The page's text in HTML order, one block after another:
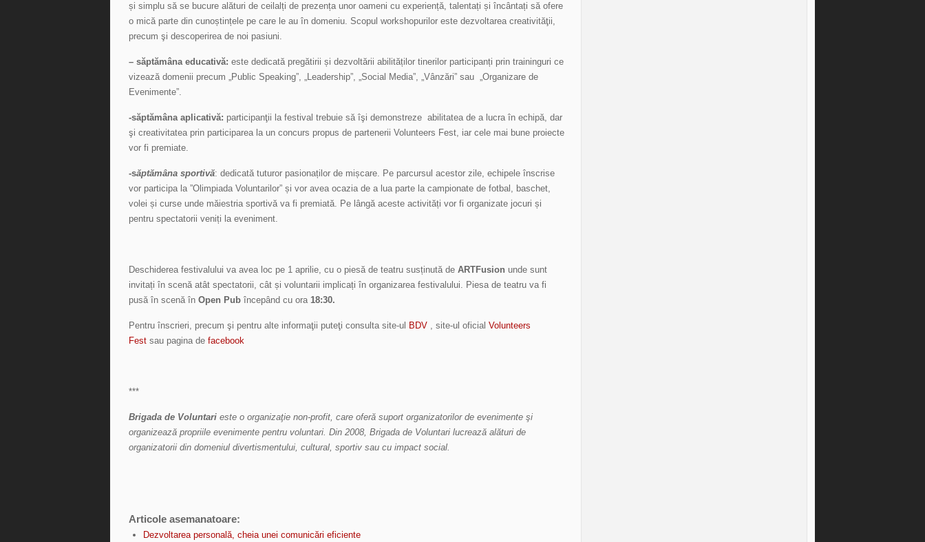
și simplu să se bucure alături de ceilalți de prezența unor oameni cu experiență, talentați și încântați să ofere
o mică parte din cunoștințele pe care le au în domeniu. Scopul workshopurilor este dezvoltarea creativităţii,
precum şi descoperirea de noi pasiuni.
– săptămâna educativă: este dedicată pregătirii și dezvoltării abilităților tinerilor participanți prin traininguri ce
vizează domenii precum „Public Speaking”, „Leadership”, „Social Media”, „Vânzări” sau „Organizare de
Evenimente”.
-săptămâna aplicativă: participanţii la festival trebuie să îşi demonstreze abilitatea de a lucra în echipă, dar
şi creativitatea prin participarea la un concurs propus de partenerii Volunteers Fest, iar cele mai bune proiecte
vor fi premiate.
-săptămâna sportivă: dedicată tuturor pasionaților de mișcare. Pe parcursul acestor zile, echipele înscrise
vor participa la ”Olimpiada Voluntarilor” și vor avea ocazia de a lua parte la campionate de fotbal, baschet,
volei și curse unde măiestria sportivă va fi premiată. Pe lângă aceste activități vor fi organizate jocuri și
pentru spectatorii veniți la eveniment.
Deschiderea festivalului va avea loc pe 1 aprilie, cu o piesă de teatru susținută de ARTFusion unde sunt
invitați în scenă atât spectatorii, cât și voluntarii implicați în organizarea festivalului. Piesa de teatru va fi
pusă în scenă în Open Pub începând cu ora 18:30.
Pentru înscrieri, precum şi pentru alte informaţii puteţi consulta site-ul BDV , site-ul oficial Volunteers
Fest sau pagina de facebook
***
Brigada de Voluntari este o organizaţie non-profit, care oferă suport organizatorilor de evenimente şi
organizează propriile evenimente pentru voluntari. Din 2008, Brigada de Voluntari lucrează alături de
organizatorii din domeniul divertismentului, cultural, sportiv sau cu impact social.
Articole asemanatoare:
Dezvoltarea personală, cheia unei comunicări eficiente